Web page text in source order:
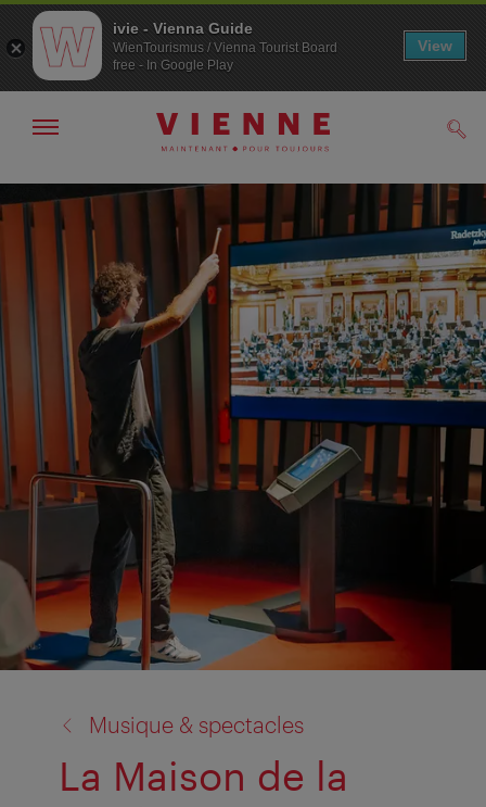
Navigation
Contenu
Afficher
la
navigation
Musique & spectacles
La Maison de la
ivie - Vienna Guide
WienTourismus / Vienna Tourist Board
free - In Google Play
View